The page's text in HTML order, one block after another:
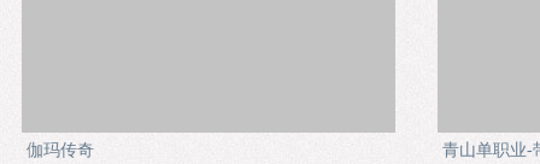
伽玛传奇 青山单职业-